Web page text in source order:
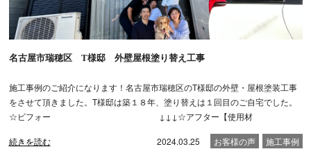
名古屋市瑞穂区 T様邸 外壁屋根塗り替え工事
施工事例のご紹介になります！名古屋市瑞穂区のT様邸の外壁・屋根塗装工事
をさせて頂きました。T様邸は築１８年、塗り替えは１回目のご自宅でした。
☆ビフォー ↓↓↓☆アフター【使用材
続きを読む 2024.03.25 お客様の声 施工事例